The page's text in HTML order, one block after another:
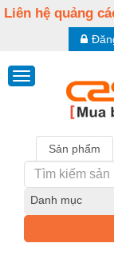
Liên hệ quảng
Sản phẩm
Danh mục